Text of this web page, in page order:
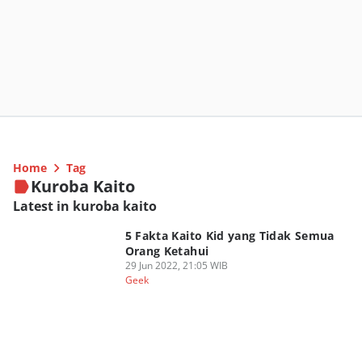
Home Tag
Kuroba Kaito
Latest in kuroba kaito
5 Fakta Kaito Kid yang Tidak Semua
Orang Ketahui
29 Jun 2022, 21:05 WIB
Geek